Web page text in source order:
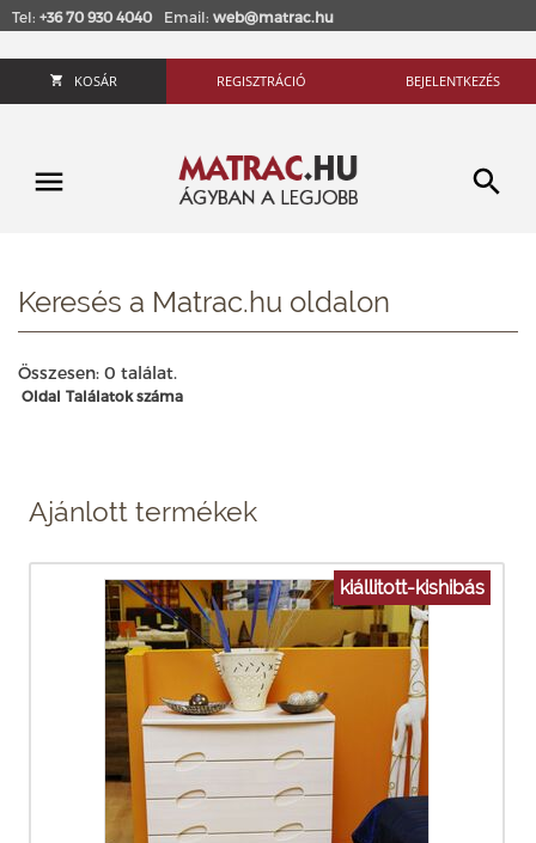
Tel: +36 70 930 4040 Email: web@matrac.hu
KOSÁR REGISZTRÁCIÓ BEJELENTKEZÉS
Keresés a Matrac.hu oldalon
Összesen: 0 találat.
Oldal Találatok száma
Ajánlott termékek
kiállitott-kishibás